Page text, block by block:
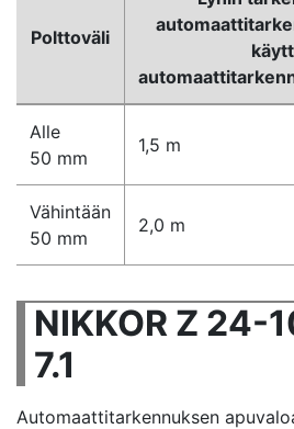
Polttoväli
Alle
50 mm
1,5 m
Vähintään
50 mm
2,0 m
NIKKOR Z 24-
7.1
Automaattitarkennuksen